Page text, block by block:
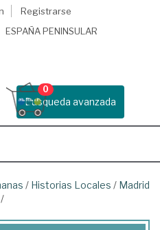
Registrarse
ESPAÑA PENINSULAR
Busqueda avanzada
0
/ Historias Locales / Madrid
/